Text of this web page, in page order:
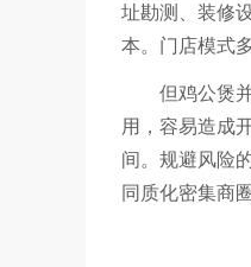
址勘测、装修
本。门店模式
但鸡公煲
用，容易造成
间。规避风险
同质化密集商圈